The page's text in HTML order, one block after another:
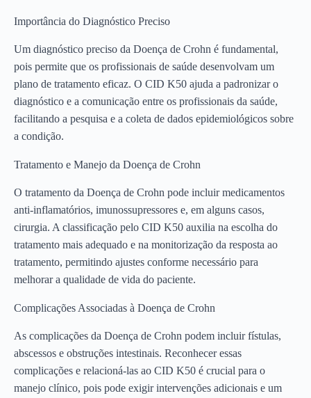
Importância do Diagnóstico Preciso
Um diagnóstico preciso da Doença de Crohn é fundamental,
pois permite que os profissionais de saúde desenvolvam um
plano de tratamento eficaz. O CID K50 ajuda a padronizar o
diagnóstico e a comunicação entre os profissionais da saúde,
facilitando a pesquisa e a coleta de dados epidemiológicos sobre
a condição.
Tratamento e Manejo da Doença de Crohn
O tratamento da Doença de Crohn pode incluir medicamentos
anti-inflamatórios, imunossupressores e, em alguns casos,
cirurgia. A classificação pelo CID K50 auxilia na escolha do
tratamento mais adequado e na monitorização da resposta ao
tratamento, permitindo ajustes conforme necessário para
melhorar a qualidade de vida do paciente.
Complicações Associadas à Doença de Crohn
As complicações da Doença de Crohn podem incluir fístulas,
abscessos e obstruções intestinais. Reconhecer essas
complicações e relacioná-las ao CID K50 é crucial para o
manejo clínico, pois pode exigir intervenções adicionais e um